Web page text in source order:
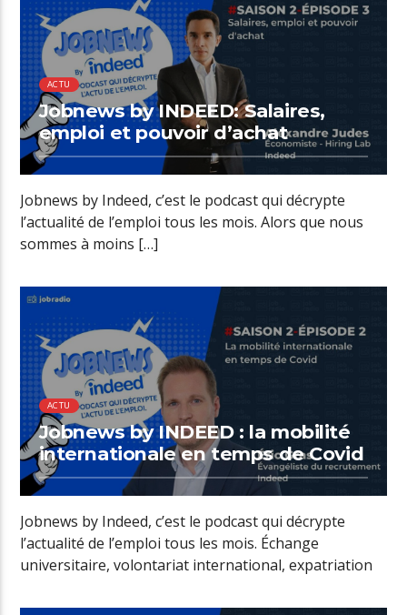
ACTU
Jobnews by INDEED: Salaires,
emploi et pouvoir d’achat
Jobnews by Indeed, c’est le podcast qui décrypte
l’actualité de l’emploi tous les mois. Alors que nous
sommes à moins […]
ACTU
Jobnews by INDEED : la mobilité
internationale en temps de Covid
Jobnews by Indeed, c’est le podcast qui décrypte
l’actualité de l’emploi tous les mois. Échange
universitaire, volontariat international, expatriation